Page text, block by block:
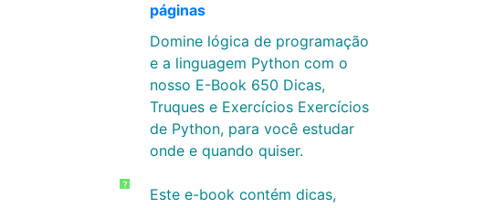
?
páginas
Domine lógica de programação
e a linguagem Python com o
nosso E-Book 650 Dicas,
Truques e Exercícios Exercícios
de Python, para você estudar
onde e quando quiser.
Este e-book contém dicas,